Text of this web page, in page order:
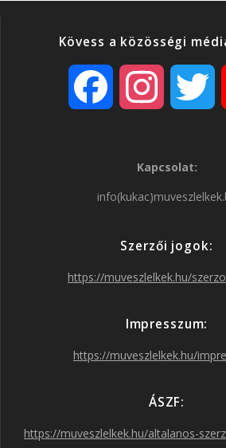
Kövess a közösségi
o
s
r
a
m
r
Kapcsolat:
Szerzői jogok:
https://muveszlelkek.hu/
Impresszum:
https://muveszlelkek.hu/
ÁSZF:
https://muveszlelkek.hu/altalanos-